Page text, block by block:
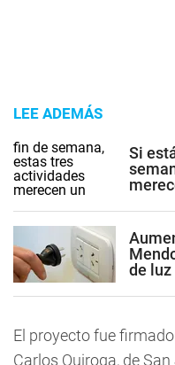
LEE ADEMÁS
Si
de
El proyecto fue
Carlos Quiroga, de